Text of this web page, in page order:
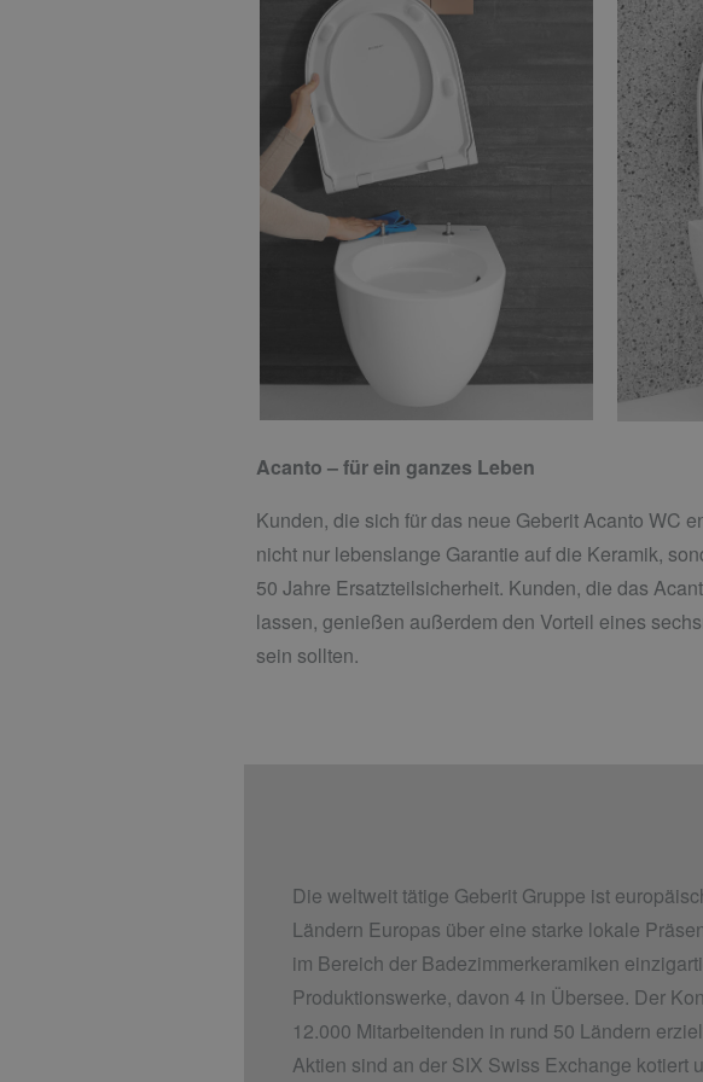
Acanto – für ein ganzes Leben
Kunden, die sich für das neue Geberit Acanto WC
nicht nur lebenslange Garantie auf die Keramik,
50 Jahre Ersatzteilsicherheit. Kunden, die das
lassen, genießen außerdem den Vorteil eines
sein sollten.
Die weltweit tätige Geberit Gruppe ist
Ländern Europas über eine starke lokale
im Bereich der Badezimmerkeramiken
Produktionswerke, davon 4 in Übersee. Der
12.000 Mitarbeitenden in rund 50 Ländern
Aktien sind an der SIX Swiss Exchange kotiert